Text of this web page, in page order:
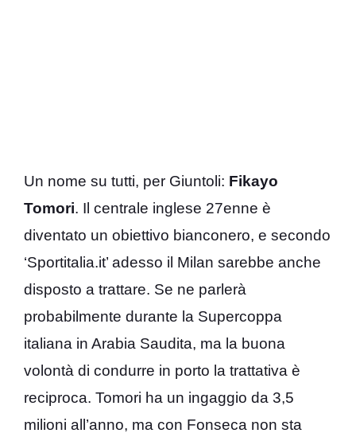
Un nome su tutti, per Giuntoli: Fikayo
Tomori. Il centrale inglese 27enne è
diventato un obiettivo bianconero, e secondo
‘Sportitalia.it’ adesso il Milan sarebbe anche
disposto a trattare. Se ne parlerà
probabilmente durante la Supercoppa
italiana in Arabia Saudita, ma la buona
volontà di condurre in porto la trattativa è
reciproca. Tomori ha un ingaggio da 3,5
milioni all’anno, ma con Fonseca non sta